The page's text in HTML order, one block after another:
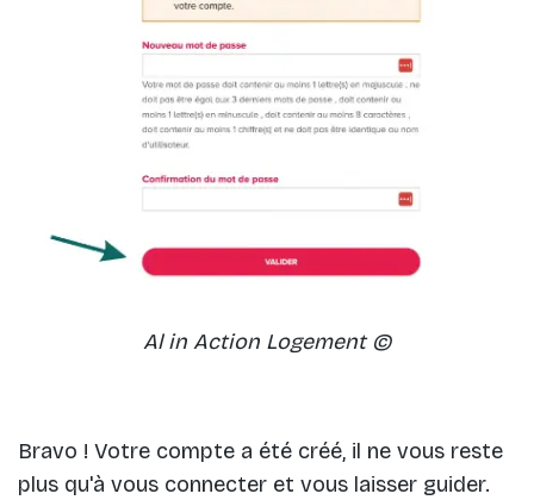
Al in Action Logement ©
Bravo ! Votre compte a été créé, il ne vous reste
plus qu'à vous connecter et vous laisser guider.